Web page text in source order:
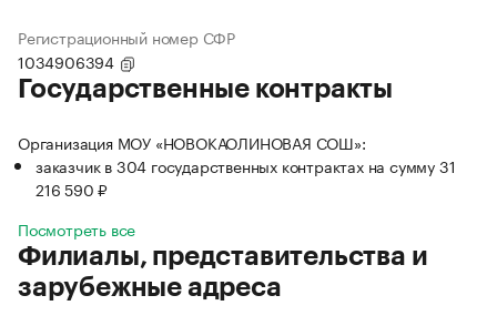
Регистрационный номер СФР
1034906394
Государственные контракты
Организация МОУ «НОВОКАОЛИНОВАЯ СОШ»:
заказчик в 304 государственных контрактах на сумму 31
216 590 ₽
Посмотреть все
Филиалы, представительства и
зарубежные адреса